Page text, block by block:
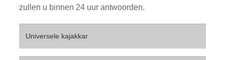
zullen u binnen 24 uur antwoorden.